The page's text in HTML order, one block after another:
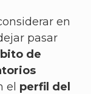
en
pasar
de
el perfil del